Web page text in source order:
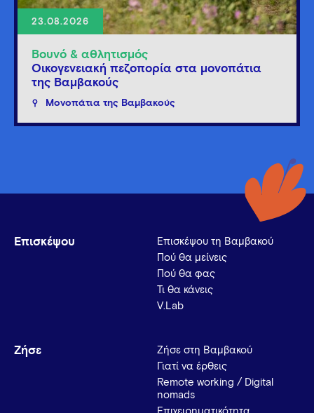
23.08.2026
Βουνό & αθλητισμός
Οικογενειακή πεζοπορία στα μονοπάτια
της Βαμβακούς
Μονοπάτια της Βαμβακούς
Επισκέψου
Επισκέψου τη Βαμβακού
Πού θα μείνεις
Πού θα φας
Τι θα κάνεις
V.Lab
Ζήσε
Ζήσε στη Βαμβακού
Γιατί να έρθεις
Remote working / Digital
nomads